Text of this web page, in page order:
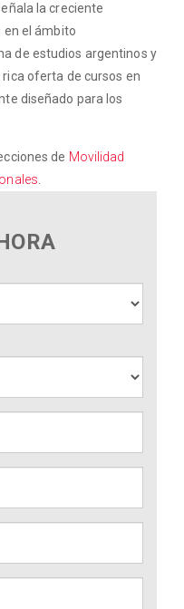
la creciente
en el ámbito
de estudios argentinos y
oferta de cursos en
diseñado para los
de Movilidad